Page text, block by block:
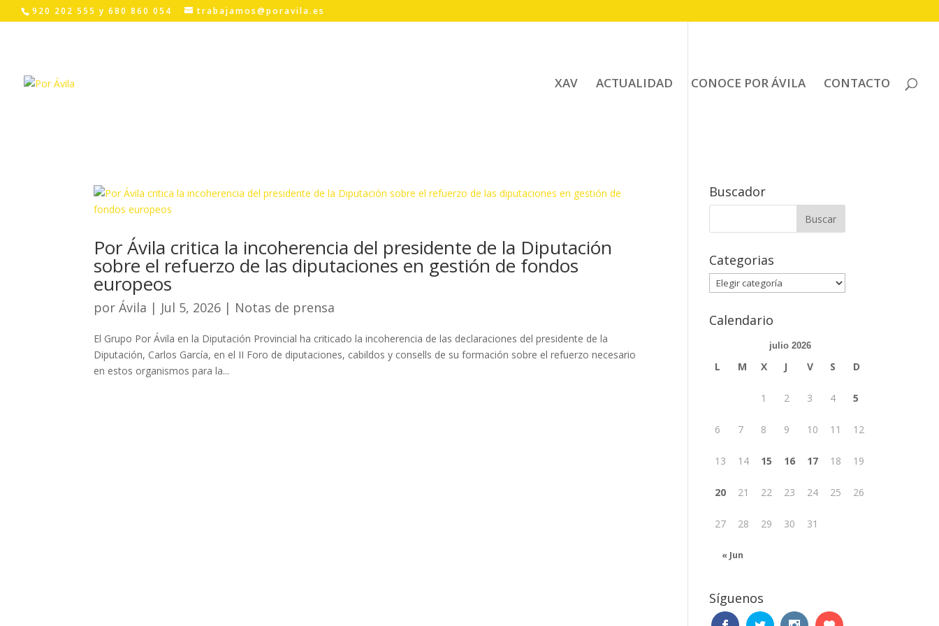
920 202 555 y 680 860 054 trabajamos@poravila.es
XAV ACTUALIDAD CONOCE POR ÁVILA CONTACTO
Por Ávila critica la incoherencia del presidente de la Diputación
sobre el refuerzo de las diputaciones en gestión de fondos
europeos
porÁvila | Jul 5, 2026 | Notas de prensa
El Grupo Por Ávila en la Diputación Provincial ha criticado la incoherencia de las declaraciones del presidente de la
Diputación, Carlos García, en el II Foro de diputaciones, cabildos y consells de su formación sobre el refuerzo necesario
en estos organismos para la...
Buscador
Buscar:
Categorias
Categorias
Calendario
julio 2026
L M X J V S D
« Jun
1 2 3 4 5
6 7 8 9 10 11 12
13 14 15 16 17 18 19
20 21 22 23 24 25 26
27 28 29 30 31
Síguenos